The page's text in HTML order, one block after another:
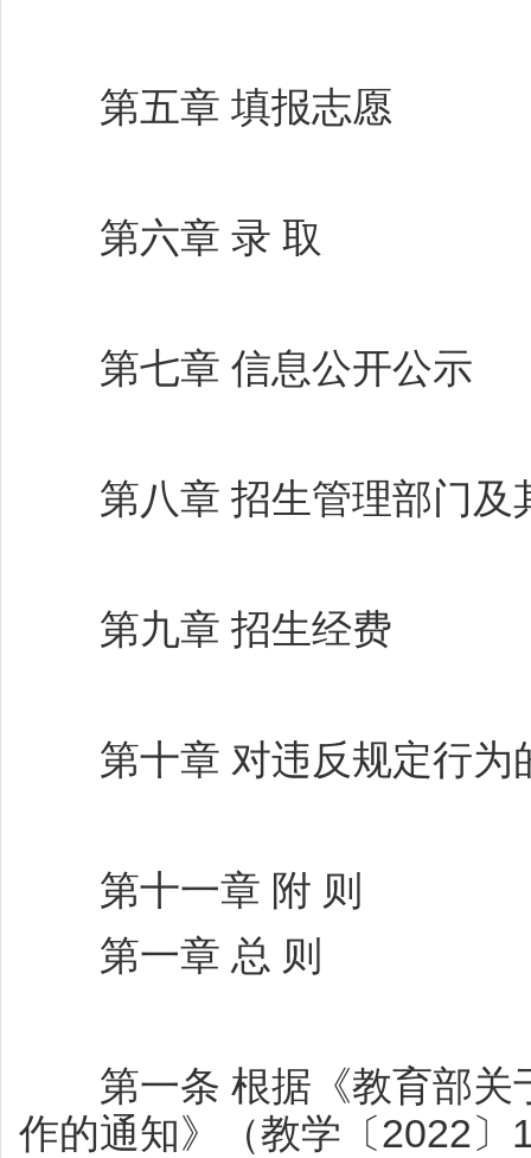
第五章 填报志愿
第六章 录 取
第七章 信息公开公示
第八章 招生管理部门及
第九章 招生经费
第十章 对违反规定行为
第十一章 附 则
第一章 总 则
第一条 根据《教育部关
作的通知》（教学〔2022